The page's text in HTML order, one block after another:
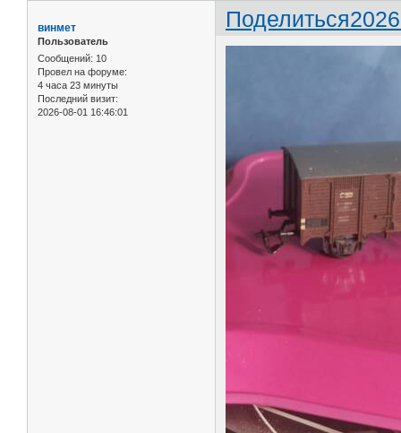
Поделиться
винмет
Пользователь
Сообщений: 10
Провел на форуме:
4 часа 23 минуты
Последний визит:
2026-08-01 16:46:01